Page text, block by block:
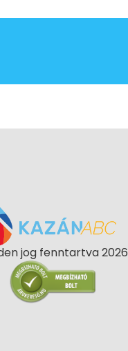
jog fenntartva 2026